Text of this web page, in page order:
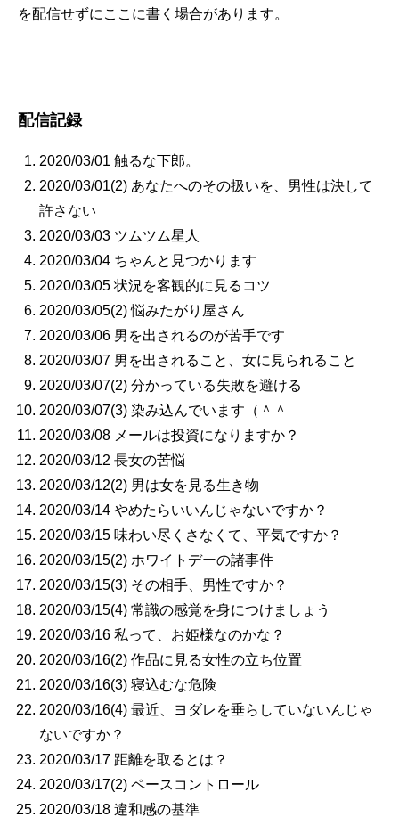
を配信せずにここに書く場合があります。
配信記録
2020/03/01 触るな下郎。
2020/03/01(2) あなたへのその扱いを、男性は決して
許さない
2020/03/03 ツムツム星人
2020/03/04 ちゃんと見つかります
2020/03/05 状況を客観的に見るコツ
2020/03/05(2) 悩みたがり屋さん
2020/03/06 男を出されるのが苦手です
2020/03/07 男を出されること、女に見られること
2020/03/07(2) 分かっている失敗を避ける
2020/03/07(3) 染み込んでいます（＾＾
2020/03/08 メールは投資になりますか？
2020/03/12 長女の苦悩
2020/03/12(2) 男は女を見る生き物
2020/03/14 やめたらいいんじゃないですか？
2020/03/15 味わい尽くさなくて、平気ですか？
2020/03/15(2) ホワイトデーの諸事件
2020/03/15(3) その相手、男性ですか？
2020/03/15(4) 常識の感覚を身につけましょう
2020/03/16 私って、お姫様なのかな？
2020/03/16(2) 作品に見る女性の立ち位置
2020/03/16(3) 寝込むな危険
2020/03/16(4) 最近、ヨダレを垂らしていないんじゃ
ないですか？
2020/03/17 距離を取るとは？
2020/03/17(2) ペースコントロール
2020/03/18 違和感の基準